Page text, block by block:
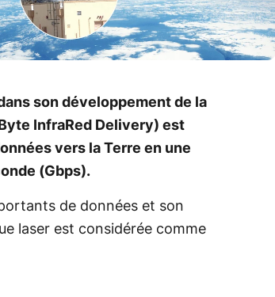
son développement de la
InfraRed Delivery) est
vers la Terre en une
(Gbps).
de données et son
laser est considérée comme